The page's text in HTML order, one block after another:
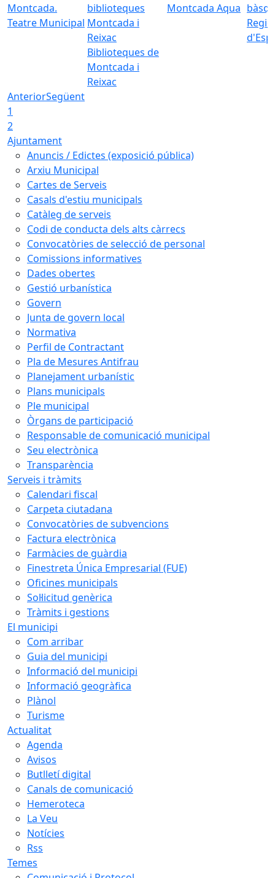
Teatre Municipal
Biblioteques de
Montcada i
Reixac
Montcada Aqua
AnteriorSegüent
1
2
Ajuntament
Anuncis / Edictes (exposició pública)
Arxiu Municipal
Cartes de Serveis
Casals d'estiu municipals
Catàleg de serveis
Codi de conducta dels alts càrrecs
Convocatòries de selecció de personal
Comissions informatives
Dades obertes
Gestió urbanística
Govern
Junta de govern local
Normativa
Perfil de Contractant
Pla de Mesures Antifrau
Planejament urbanístic
Plans municipals
Ple municipal
Òrgans de participació
Responsable de comunicació municipal
Seu electrònica
Transparència
Serveis i tràmits
Calendari fiscal
Carpeta ciutadana
Convocatòries de subvencions
Factura electrònica
Farmàcies de guàrdia
Finestreta Única Empresarial (FUE)
Oficines municipals
Sol·licitud genèrica
Tràmits i gestions
El municipi
Com arribar
Guia del municipi
Informació del municipi
Informació geogràfica
Plànol
Turisme
Actualitat
Agenda
Avisos
Butlletí digital
Canals de comunicació
Hemeroteca
La Veu
Notícies
Rss
Temes